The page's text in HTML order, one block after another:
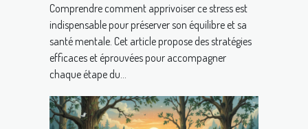
Comprendre comment apprivoiser ce stress est
indispensable pour préserver son équilibre et sa
santé mentale. Cet article propose des stratégies
efficaces et éprouvées pour accompagner
chaque étape du...